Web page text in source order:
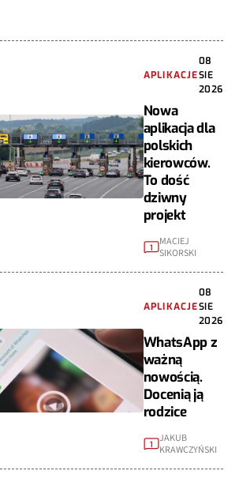
APLIKACJE
08
SIE
2026
Nowa
aplikacja dla
polskich
kierowców.
To dość
dziwny
projekt
1
MACIEJ
SIKORSKI
APLIKACJE
08
SIE
2026
WhatsApp z
ważną
nowością.
Docenią ją
rodzice
1
JAKUB
KRAWCZYŃSKI